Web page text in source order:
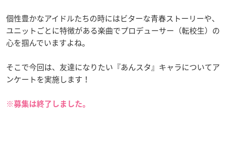
個性豊かなアイドルたちの時にはビターな青春ストーリーや、
ユニットごとに特徴がある楽曲でプロデューサー（転校生）の
心を掴んでいますよね。
そこで今回は、友達になりたい『あんスタ』キャラについてア
ンケートを実施します！
※募集は終了しました。